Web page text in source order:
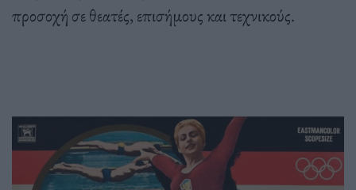
προσοχή σε θεατές, επισήμους και τεχνικούς.